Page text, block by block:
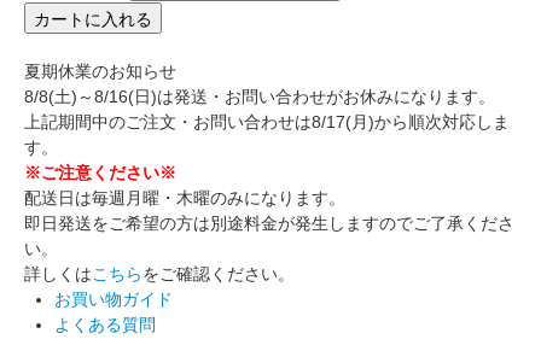
カートに入れる
夏期休業のお知らせ
8/8(土)～8/16(日)は発送・お問い合わせがお休みになります。
上記期間中のご注文・お問い合わせは8/17(月)から順次対応しま
す。
※ご注意ください※
配送日は毎週月曜・木曜のみになります。
即日発送をご希望の方は別途料金が発生しますのでご了承くださ
い。
詳しくはこちらをご確認ください。
お買い物ガイド
よくある質問